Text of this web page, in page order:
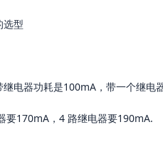
选型
电器功耗是100mA，带一个继电
要170mA，4 路继电器要